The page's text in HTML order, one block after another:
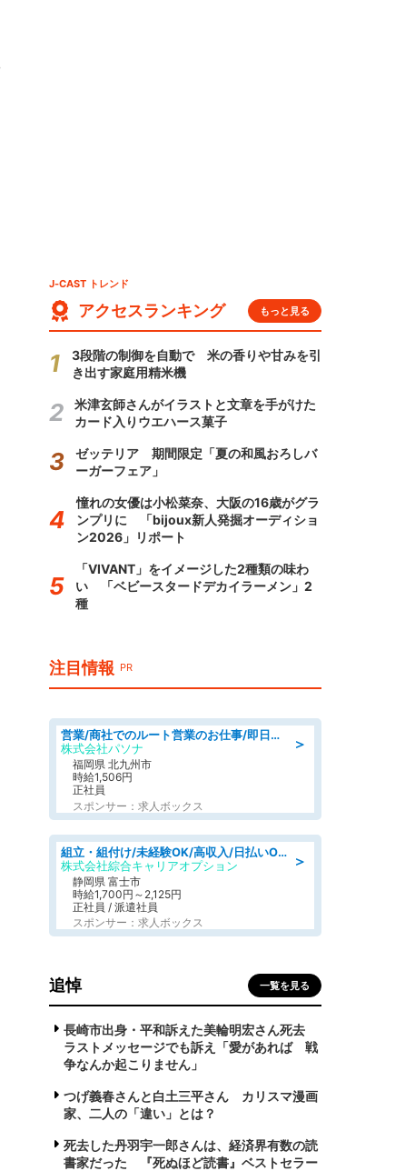
J-CAST トレンド
アクセスランキング もっと見る
3段階の制御を自動で 米の香りや甘みを引
き出す家庭用精米機
米津玄師さんがイラストと文章を手がけた
カード入りウエハース菓子
ゼッテリア 期間限定「夏の和風おろしバ
ーガーフェア」
憧れの女優は小松菜奈、大阪の16歳がグラ
ンプリに 「bijoux新人発掘オーディショ
ン2026」リポート
「VIVANT」をイメージした2種類の味わ
い 「ベビースタードデカイラーメン」2
種
注目情報 PR
＞
営業/商社でのルート営業のお仕事/即日勤務可/車通勤可/営業
株式会社パソナ
福岡県 北九州市
時給1,506円
正社員
スポンサー：求人ボックス
＞
組立・組付け/未経験OK/高収入/日払いOK/寮費無料/交替制
株式会社綜合キャリアオプション
静岡県 富士市
時給1,700円～2,125円
正社員 / 派遣社員
スポンサー：求人ボックス
追悼 一覧を見る
長崎市出身・平和訴えた美輪明宏さん死去
ラストメッセージでも訴え「愛があれば 戦
争なんか起こりません」
つげ義春さんと白土三平さん カリスマ漫画
家、二人の「違い」とは？
死去した丹羽宇一郎さんは、経済界有数の読
書家だった 『死ぬほど読書』ベストセラー